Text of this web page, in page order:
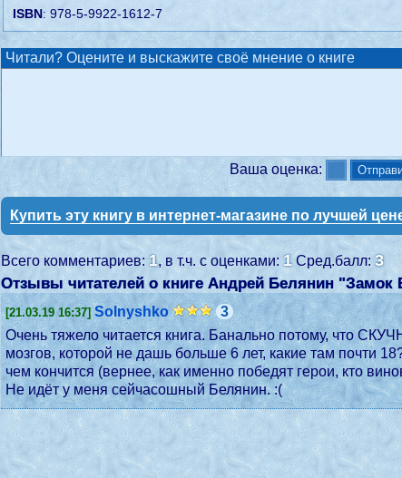
ISBN: 978-5-9922-1612-7
Читали? Оцените и выскажите своё мнение о книге
Ваша оценка:
Купить эту книгу в интернет-магазине по лучшей
Всего комментариев:1, в т.ч. с оценками:1Сред.балл:3
Отзывы читателей о книге Андрей Белянин "Замок
[21.03.19 16:37] Solnyshko
3
Очень тяжело читается книга. Банально потому, что
мозгов, которой не дашь больше 6 лет, какие там почти
чем кончится (вернее, как именно победят герои, кто
Не идёт у меня сейчасошный Белянин. :(